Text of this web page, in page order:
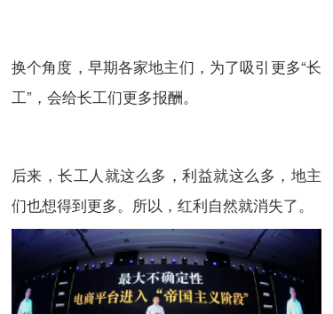
换个角度，早期各家地主们，为了吸引更多“长
工”，会给长工们更多报酬。
后来，长工人就这么多，利益就这么多，地主
们也想得到更多。所以，红利自然就消失了。